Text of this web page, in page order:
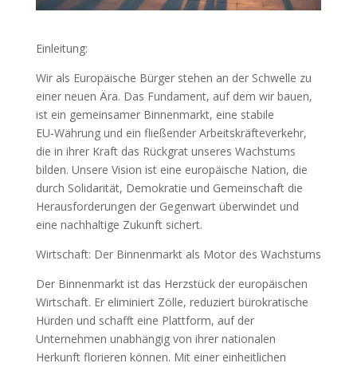
Einleitung:
Wir als Europäische Bürger stehen an der Schwelle zu
einer neuen Ära. Das Fundament, auf dem wir bauen,
ist ein gemeinsamer Binnenmarkt, eine stabile
EU‑Währung und ein fließender Arbeitskräfteverkehr,
die in ihrer Kraft das Rückgrat unseres Wachstums
bilden. Unsere Vision ist eine europäische Nation, die
durch Solidarität, Demokratie und Gemeinschaft die
Herausforderungen der Gegenwart überwindet und
eine nachhaltige Zukunft sichert.
Wirtschaft: Der Binnenmarkt als Motor des Wachstums
Der Binnenmarkt ist das Herzstück der europäischen
Wirtschaft. Er eliminiert Zölle, reduziert bürokratische
Hürden und schafft eine Plattform, auf der
Unternehmen unabhängig von ihrer nationalen
Herkunft florieren können. Mit einer einheitlichen